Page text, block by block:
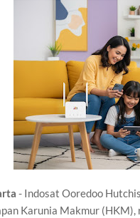
- Indosat Ooredoo
Karunia Makmur